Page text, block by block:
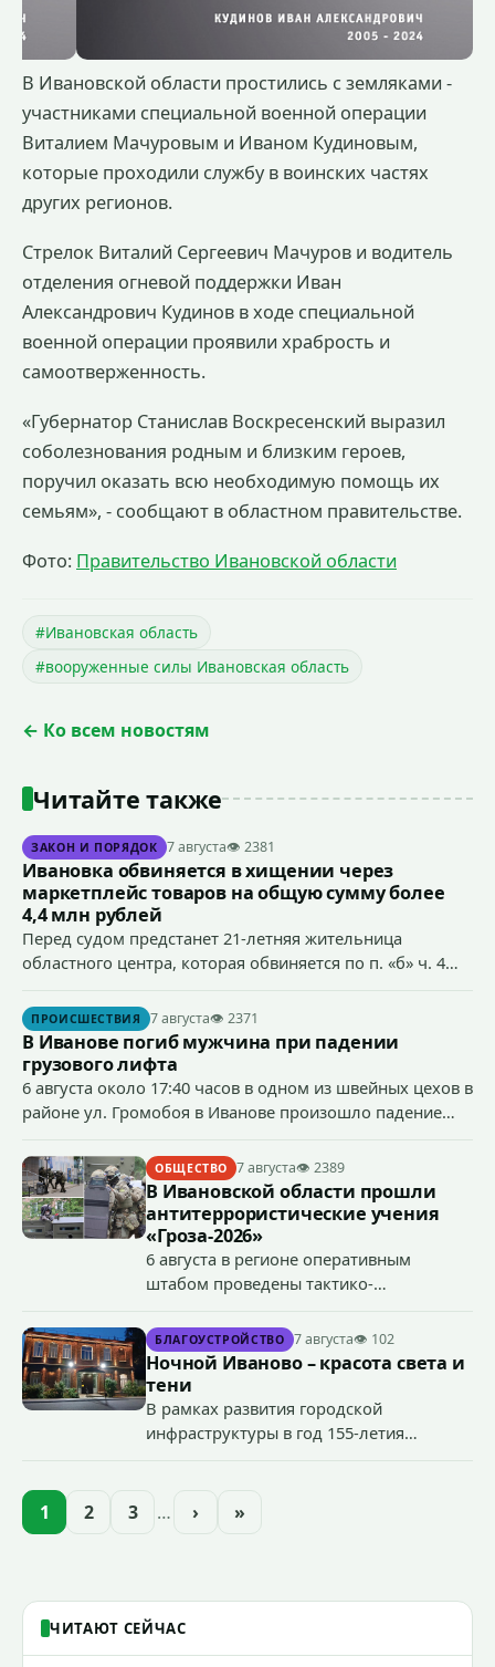
В Ивановской области простились с земляками -
участниками специальной военной операции
Виталием Мачуровым и Иваном Кудиновым,
которые проходили службу в воинских частях
других регионов.
Стрелок Виталий Сергеевич Мачуров и водитель
отделения огневой поддержки Иван
Александрович Кудинов в ходе специальной
военной операции проявили храбрость и
самоотверженность.
«Губернатор Станислав Воскресенский выразил
соболезнования родным и близким героев,
поручил оказать всю необходимую помощь их
семьям», - сообщают в областном правительстве.
Фото: Правительство Ивановской области
#Ивановская область
#вооруженные силы Ивановская область
← Ко всем новостям
Читайте также
ЗАКОН И ПОРЯДОК 7 августа👁 2381
Ивановка обвиняется в хищении через
маркетплейс товаров на общую сумму более
4,4 млн рублей
Перед судом предстанет 21-летняя жительница
областного центра, которая обвиняется по п. «б» ч. 4
сумму более 4,4 млн рублей через маркетплейс.
ПРОИСШЕСТВИЯ 7 августа👁 2371
В Иванове погиб мужчина при падении
грузового лифта
6 августа около 17:40 часов в одном из швейных цехов в
районе ул. Громобоя в Иванове произошло падение
ОБЩЕСТВО 7 августа👁 2389
В Ивановской области прошли
антитеррористические учения
«Гроза-2026»
6 августа в регионе оперативным
штабом проведены тактико-
террористического акта на объекте
органов государственной власти.
«Гроза-2026».
БЛАГОУСТРОЙСТВО 7 августа👁 102
Ночной Иваново – красота света и
тени
В рамках развития городской
инфраструктуры в год 155-летия
проекта подсветки исторических
1 2 3 … › »
ЧИТАЮТ СЕЙЧАС